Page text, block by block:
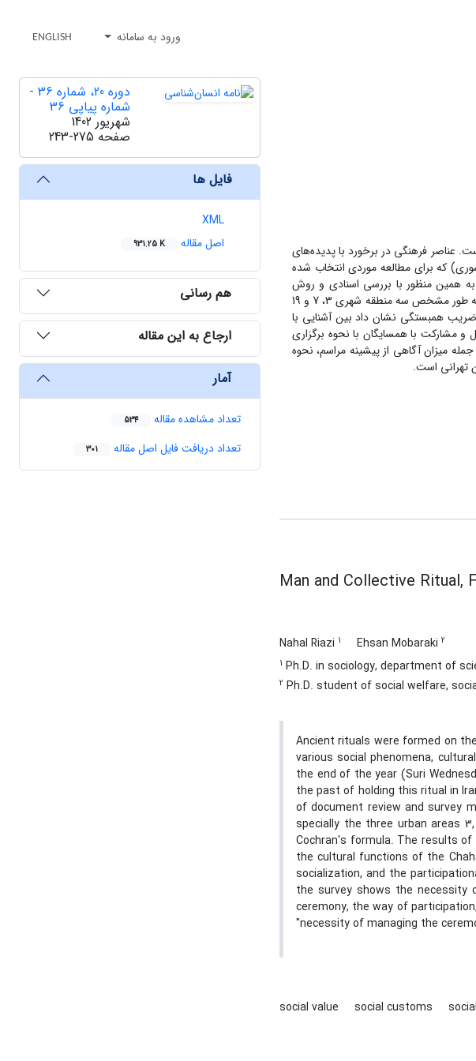
ورود به سامانه ENGLISH
عناصر فرهنگی در برخورد با پدیده‌های
که برای مطالعه موردی انتخاب شده
همین منظور با بررسی اسنادی و روش
پیمایشی (نمونه‌گیری خوشه‌ای) به توصیف و تبیین این مراسم آیینی می‌پردازد. جامعه آماری این پژوهش شهروندان تهرانی و به طور مشخص سه منطقه شهری 3، 7 و 19
384 نفر برآورد شد. نتایج حاصل از آزمون ضریب همبستگی نشان داد بین آشنایی با
و مشارکت با همسایگان با نحوه برگزاری
میزان آگاهی از پیشینه مراسم، نحوه
تهرانی است.
Man and Collective Ritual,
Nahal Riazi 1 Ehsan Mobaraki 2
1 Ph.D. in sociology, department of
2 Ph.D. student of social welfare,
Ancient rituals were formed on
various social phenomena,
the end of the year (Suri
the past of holding this ritual in
of document review and survey
specially the three urban areas
Cochran's formula. The results
the cultural functions of the
socialization, and the
the survey shows the necessity
ceremony, the way of
"necessity of managing the
social value social customs
دوره 20، شماره 36 -
شماره پیاپی 36
شهریور 1402
صفحه 243-275
فایل ها
XML
اصل مقاله
931.25 K
هم رسانی
ارجاع به این مقاله
آمار
تعداد مشاهده مقاله 534
تعداد دریافت فایل اصل مقاله 301